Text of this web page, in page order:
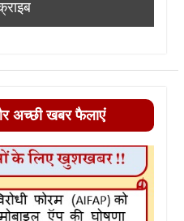
अच्छी खबर फैलाएं